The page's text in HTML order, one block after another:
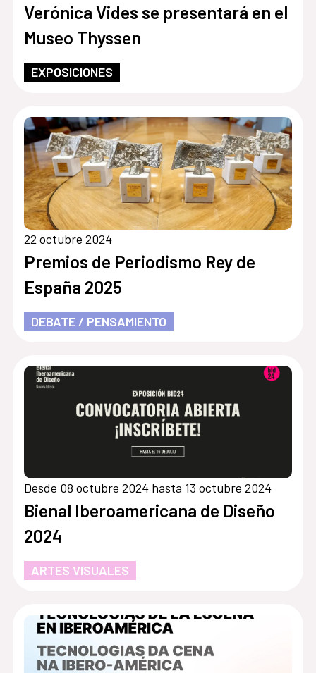
Verónica Vides se presentará en el
Museo Thyssen
EXPOSICIONES
22 octubre 2024
Premios de Periodismo Rey de
España 2025
DEBATE / PENSAMIENTO
Desde 08 octubre 2024 hasta 13 octubre 2024
Bienal Iberoamericana de Diseño
2024
ARTES VISUALES